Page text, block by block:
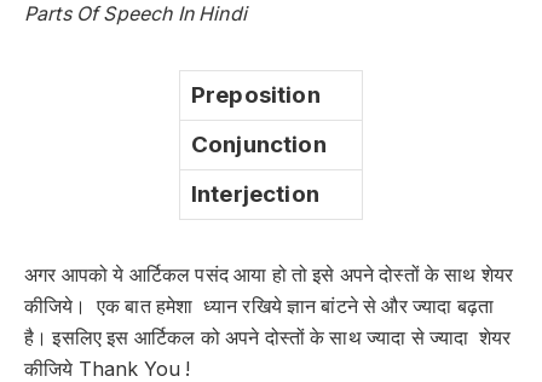
Parts Of Speech In Hindi
Preposition
Conjunction
Interjection
अगर आपको ये आर्टिकल पसंद आया हो तो इसे अपने दोस्तों के साथ शेयर
कीजिये। एक बात हमेशा ध्यान रखिये ज्ञान बांटने से और ज्यादा बढ़ता
है। इसलिए इस आर्टिकल को अपने दोस्तों के साथ ज्यादा से ज्यादा शेयर
कीजिये Thank You !